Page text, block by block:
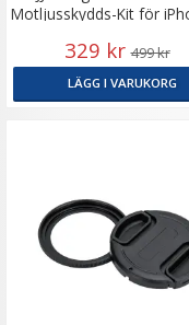
Motljusskydds-Kit för
329 kr 499 kr
LÄGG I VARUKORG